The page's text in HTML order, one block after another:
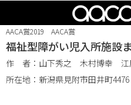
AACA賞2019 AACA賞
福祉型障がい児入所施設
作 者：山下秀之 木村博幸 江
所在地：新潟県見附市田井町4476